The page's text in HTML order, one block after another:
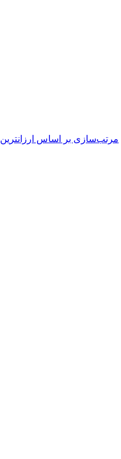
مرتب‌سازی بر اساس ارزانترین